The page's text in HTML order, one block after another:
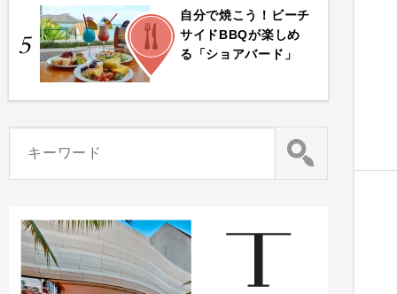
5
FOOD
自分で焼こう！ビーチ
サイドBBQが楽しめ
る「ショアバード」